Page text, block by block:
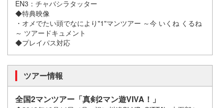
EN3：チャバシラタッター
◆特典映像
・オメでたい頭でなにより"1"マンツアー ～今 いくね くるね
～ ツアードキュメント
◆プレイパス対応
ツアー情報
全国2マンツアー「真剣2マン遊VIVA！」